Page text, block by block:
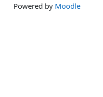
Powered by Moodle